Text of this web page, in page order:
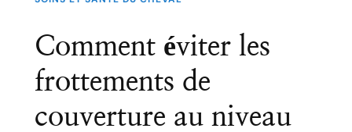
Comment éviter les
frottements de
couverture au niveau